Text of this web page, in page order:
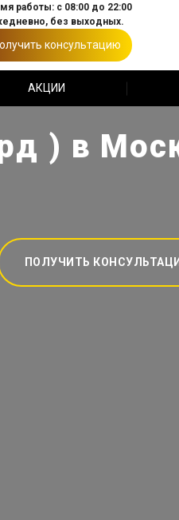
работы: с 08:00 до 22:00
без выходных.
консультацию
АКЦИИ
) в
ПОЛУЧИТЬ